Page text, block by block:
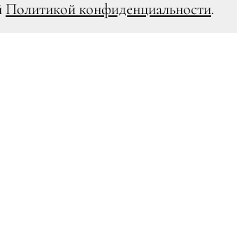
Политикой конфиденциальности.